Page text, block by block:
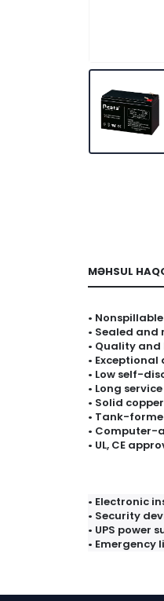
MƏHSUL
• Nonspillable
• Sealed
• Quality
•
• Low self-
• Long
• Solid
• Tank-
•
• UL, CE
• Electronic
• Security
• UPS power
• Emergency